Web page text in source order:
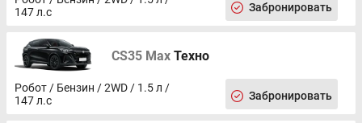
147 л.с
Забронировать
CS35 Max Техно
Робот / Бензин / 2WD / 1.5 л /
147 л.с
Забронировать